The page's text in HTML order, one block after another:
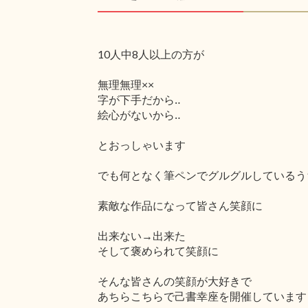
10人中8人以上の方が
無理無理××
字が下手だから‥
絵心がないから‥
とおっしゃいます
でも何となく筆ペンでグルグルしている
素敵な作品になって皆さん笑顔に
出来ない→出来た
そして褒められて笑顔に
そんな皆さんの笑顔が大好きで
あちらこちらで己書幸座を開催しています